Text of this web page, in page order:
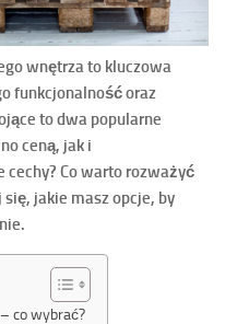
wnętrza to kluczowa
funkcjonalność oraz
to dwa popularne
ceną, jak i
cechy? Co warto rozważyć
jakie masz opcje, by
co wybrać?